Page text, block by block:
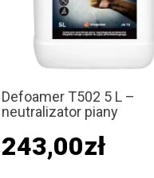
Defoamer T502 5 L –
neutralizator piany
243,00zł